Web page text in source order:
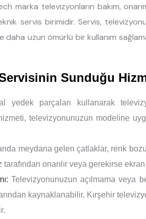
marka televizyonların bakım,
servis birimidir. Servis,
daha uzun ömürlü bir kullanım
Sunduğu
yedek parçaları kullanarak
televizyonunuzun modeline
meydana gelen çatlaklar, renk
onarılır veya gerekirse ekran
Televizyonunuzun açılmama veya
kaynaklanabilir. Kırşehir